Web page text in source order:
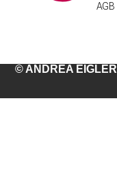
AGB
© ANDREA